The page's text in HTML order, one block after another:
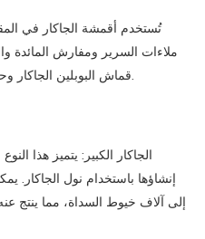
تُستخدم أقمشة الجاكار في
ملاءات السرير ومفارش المائدة
قماش البوبلين الجاكار وحشيش الجاكار ونسيج الصوف الجاكار.
الجاكار الكبير: يتميز هذا
إنشاؤها باستخدام نول الجاكار.
إلى آلاف خيوط السداة، مما ينتج عنه